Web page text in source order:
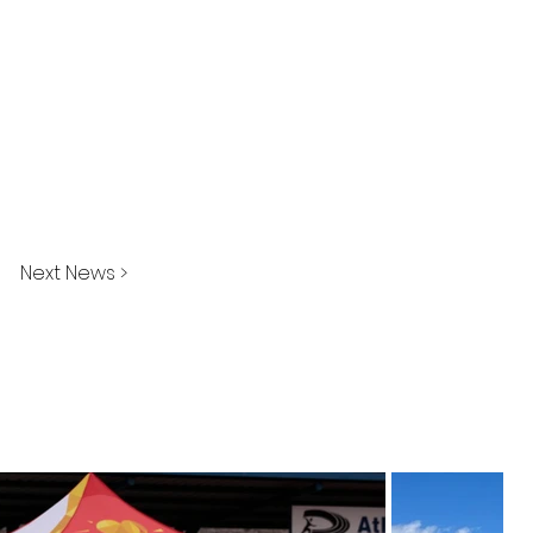
Next News >